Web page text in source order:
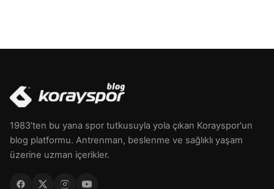
1983'ten bu yana spor tutkusuyla yola çıkan Korayspor'un
blog platformu. Antrenman, beslenme ve sağlıklı yaşam
üzerine uzman içerikler.